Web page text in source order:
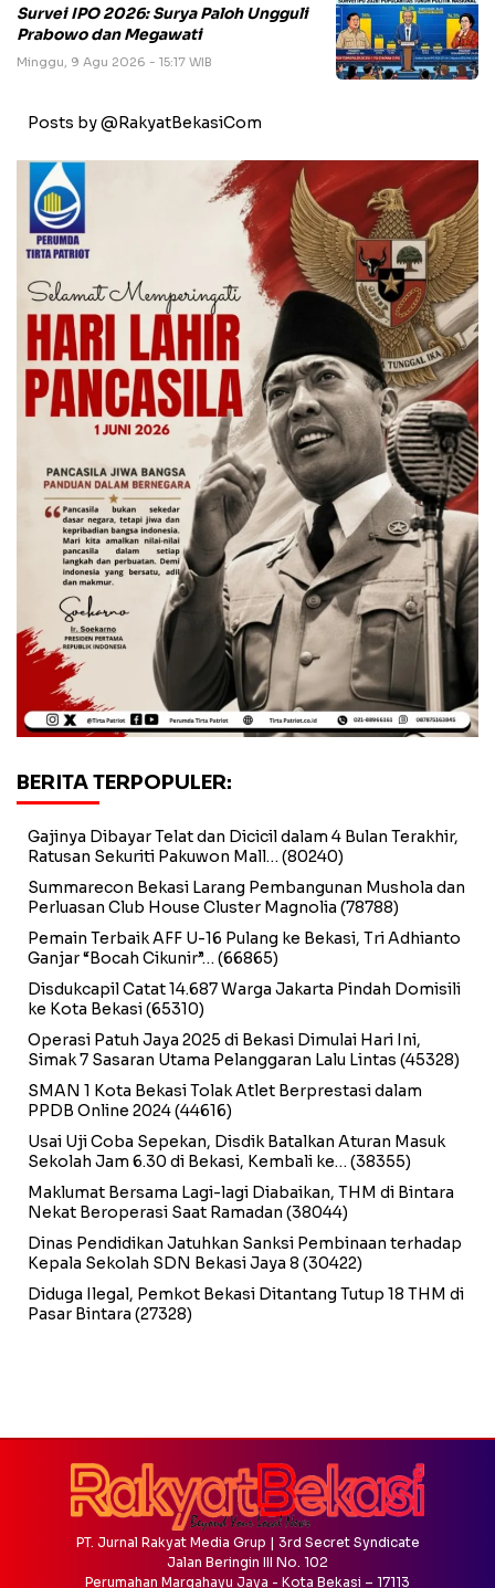
Survei IPO 2026: Surya Paloh Ungguli
Prabowo dan Megawati
Minggu, 9 Agu 2026 - 15:17 WIB
Posts by @RakyatBekasiCom
BERITA TERPOPULER:
Gajinya Dibayar Telat dan Dicicil dalam 4 Bulan Terakhir,
Ratusan Sekuriti Pakuwon Mall… (80240)
Summarecon Bekasi Larang Pembangunan Mushola dan
Perluasan Club House Cluster Magnolia (78788)
Pemain Terbaik AFF U-16 Pulang ke Bekasi, Tri Adhianto
Ganjar “Bocah Cikunir”… (66865)
Disdukcapil Catat 14.687 Warga Jakarta Pindah Domisili
ke Kota Bekasi(65310)
Operasi Patuh Jaya 2025 di Bekasi Dimulai Hari Ini,
Simak 7 Sasaran Utama Pelanggaran Lalu Lintas (45328)
SMAN 1 Kota Bekasi Tolak Atlet Berprestasi dalam
PPDB Online 2024(44616)
Usai Uji Coba Sepekan, Disdik Batalkan Aturan Masuk
Sekolah Jam 6.30 di Bekasi, Kembali ke… (38355)
Maklumat Bersama Lagi-lagi Diabaikan, THM di Bintara
Nekat Beroperasi Saat Ramadan (38044)
Dinas Pendidikan Jatuhkan Sanksi Pembinaan terhadap
Kepala Sekolah SDN Bekasi Jaya 8 (30422)
Diduga Ilegal, Pemkot Bekasi Ditantang Tutup 18 THM di
Pasar Bintara (27328)
PT. Jurnal Rakyat Media Grup | 3rd Secret Syndicate
Jalan Beringin III No. 102
Perumahan Margahayu Jaya - Kota Bekasi – 17113